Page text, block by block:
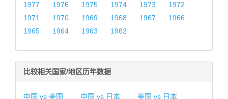
1977
1976 1975 1974 1973
1972
1971
1970 1969 1968 1967
1966
1965
1964 1963 1962
比较相关国家/地区历年数据
中国 vs 美国 中国 vs 日本
美国 vs 日本